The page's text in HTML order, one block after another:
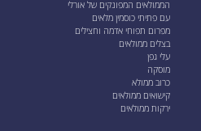
הממולאים המפונקים של אורלי
עם פתיתי כוסמין מלאים
מפרום תפוחי אדמה וחצילים
בצלים ממולאים
עלי גפן
מוסקה
כרוב ממולא
קישואים ממולאים
ירקות ממולאים